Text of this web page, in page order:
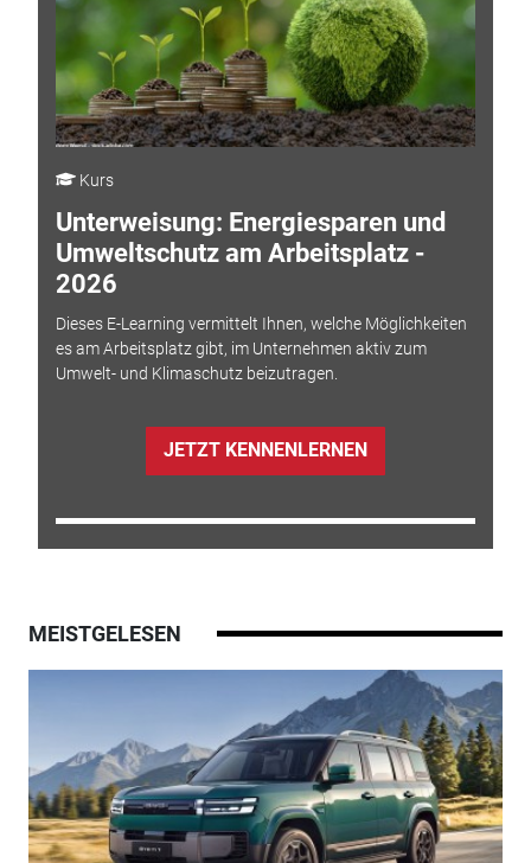
Kurs
Unterweisung: Energiesparen und
Umweltschutz am Arbeitsplatz -
2026
Dieses E-Learning vermittelt Ihnen, welche Möglichkeiten
es am Arbeitsplatz gibt, im Unternehmen aktiv zum
Umwelt- und Klimaschutz beizutragen.
JETZT KENNENLERNEN
MEISTGELESEN